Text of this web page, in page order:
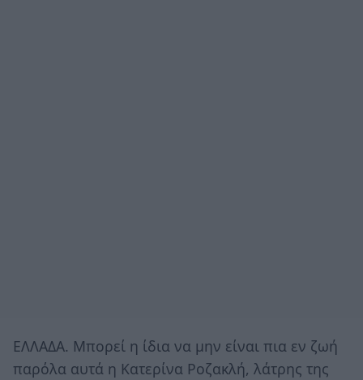
ΕΛΛΑΔΑ. Μπορεί η ίδια να μην είναι πια εν ζωή
παρόλα αυτά η Κατερίνα Ροζακλή, λάτρης της